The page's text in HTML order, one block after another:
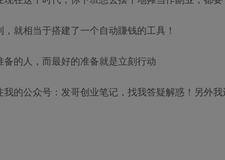
就相当于搭建了一个自动賺钱的工具！
的人，而最好的准备就是立刻行动
的公众号：发哥创业笔记，找我答疑解惑！另外